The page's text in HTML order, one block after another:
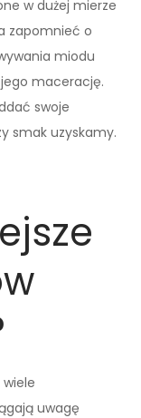
w dużej mierze
zapomnieć o
miodu
macerację.
swoje
smak uzyskamy.
uwagę